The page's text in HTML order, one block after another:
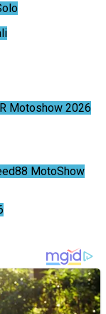
Motoshow 2026
MotoShow